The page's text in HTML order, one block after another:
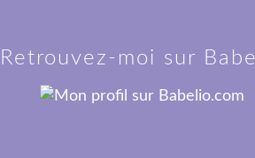
Retrouvez-moi sur